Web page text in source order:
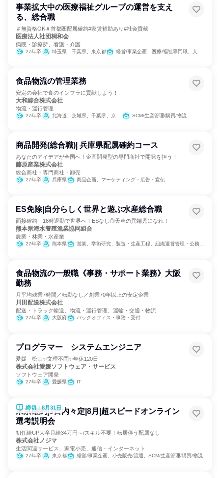
事業拡大中の医療福祉グループの運営を支え
る、総合職
＃無資格OK＃首都圏配属確約#家賃補助あり#社会貢献
医療法人社団桐和会
病院・診療所、看護・介護
27年卒 埼玉県、千葉県、東京都 経営/事業企画、医療/福祉専門職、人事、総務
食品物流の管理業務
安定の会社で食のインフラに貢献しよう！
大和綜合株式会社
物流・運行管理
27年卒 北海道、茨城県、千葉県、京都府、兵庫県、愛媛県 SCM/生産管理/購買/物流
商品開発(総合職)| 兵庫県配属確約コース
あなたのアイデアが全国へ！企画開発型の専門商社で開発を担う！
藤原産業株式会社
総合商社・専門商社・卸売
27年卒 兵庫県 商品企画、マーケティング・広告・宣伝
ES免除|自分らしく世界と遊ぶ水産総合職
面接確約｜16時退勤で世界へ！ESなし◎天草の異端児になれ！
熊本県海水養殖漁業協同組合
農業・林業・水産業
27年卒 熊本県 営業、学術研究、製造・生産工程、組織運営管理・公務員・事務系職種
食品物流の一般職《事務・サポート業務》大阪
勤務
月平均残業7時間／転勤なし／創業70年以上の安定企業
川田配送株式会社
配送・トラック輸送、物流・運行管理、運輸・交通・物流
27年卒 大阪府 バックオフィス・事務・受付
プログラマー システムエンジニア
愛媛 松山✨文理不問✨年休120日
株式会社愛媛ソフトウェア・サービス
ソフトウェア開発
27年卒 愛媛県 IT
締切：8月31日
東京確約|3日内々定|8月|超スピードオンライン
選考説明会
初任給UP大卒月給34万円～/スキル不要！転居伴う配属なし
株式会社ノジマ
生活関連サービス、家電小売、通信・インターネット
27年卒 東京都 経営/事業企画、小売販売/流通、SCM/生産管理/購買/物流